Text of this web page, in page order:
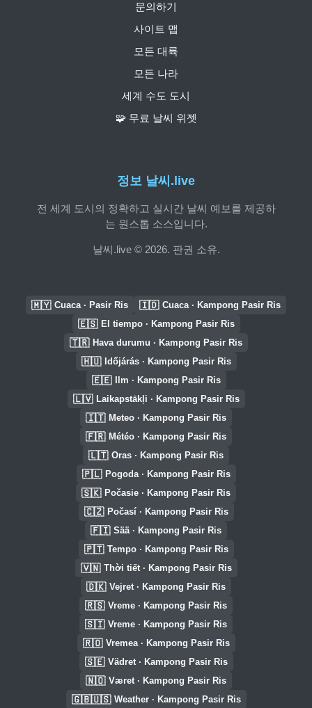
정보 날씨.live
전 세계 도시의 정확하고 실시간 날씨 예보를 제공하
는 원스톱 소스입니다.
날씨.live © 2026. 판권 소유.
문의하기
사이트 맵
모든 대륙
모든 나라
세계 수도 도시
🧩 무료 날씨 위젯
🇲🇾 Cuaca · Pasir Ris 🇮🇩 Cuaca · Kampong Pasir Ris
🇪🇸 El tiempo · Kampong Pasir Ris
🇹🇷 Hava durumu · Kampong Pasir Ris
🇭🇺 Időjárás · Kampong Pasir Ris
🇪🇪 Ilm · Kampong Pasir Ris
🇱🇻 Laikapstākļi · Kampong Pasir Ris
🇮🇹 Meteo · Kampong Pasir Ris
🇫🇷 Météo · Kampong Pasir Ris
🇱🇹 Oras · Kampong Pasir Ris
🇵🇱 Pogoda · Kampong Pasir Ris
🇸🇰 Počasie · Kampong Pasir Ris
🇨🇿 Počasí · Kampong Pasir Ris
🇫🇮 Sää · Kampong Pasir Ris
🇵🇹 Tempo · Kampong Pasir Ris
🇻🇳 Thời tiết · Kampong Pasir Ris
🇩🇰 Vejret · Kampong Pasir Ris
🇷🇸 Vreme · Kampong Pasir Ris
🇸🇮 Vreme · Kampong Pasir Ris
🇷🇴 Vremea · Kampong Pasir Ris
🇸🇪 Vädret · Kampong Pasir Ris
🇳🇴 Været · Kampong Pasir Ris
🇬🇧🇺🇸 Weather · Kampong Pasir Ris